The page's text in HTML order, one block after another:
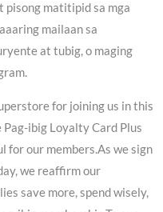
pisong matitipid sa mga
mailaan sa
at tubig, o maging
for joining us in this
Pag-ibig Loyalty Card Plus
for our members.As we sign
we reaffirm our
save more, spend wisely,